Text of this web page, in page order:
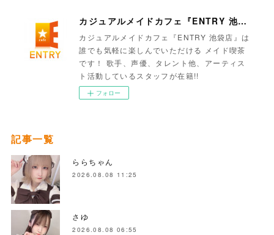
カジュアルメイドカフェ『ENTRY 池袋店』
カジュアルメイドカフェ『ENTRY 池袋店』は
誰でも気軽に楽しんでいただける メイド喫茶
です！ 歌手、声優、タレント他、アーティス
ト活動しているスタッフが在籍!!
フォロー
記事一覧
ららちゃん
2026.08.08 11:25
さゆ
2026.08.08 06:55